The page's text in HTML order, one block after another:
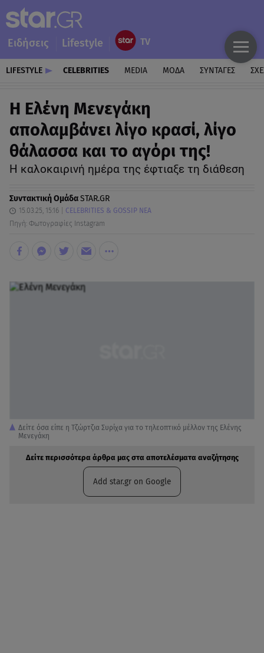
Ειδήσεις Lifestyle
LIFESTYLE CELEBRITIES MEDIA ΜΟΔΑ ΣΥΝΤΑΓΕΣ
Η Ελένη Μενεγάκη
απολαμβάνει λίγο κρασί, λίγο
θάλασσα και το αγόρι της!
Η καλοκαιρινή ημέρα της έφτιαξε τη διάθεση
Συντακτική ΟμάδαSTAR.GR
15.03.25, 15:16
CELEBRITIES & GOSSIP ΝΕΑ
Πηγή: Φωτογραφίες Instagram
Δείτε όσα είπε η Τζώρτζια Συρίχα για το τηλεοπτικό μέλλον της Ελένης
Μενεγάκη
Δείτε περισσότερα άρθρα μας στα αποτελέσματα αναζήτησης
Add star.gr on Google